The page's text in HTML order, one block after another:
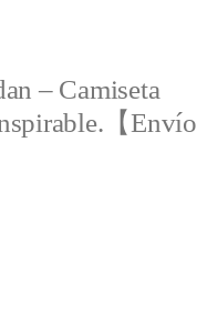
– Camiseta
【Envío